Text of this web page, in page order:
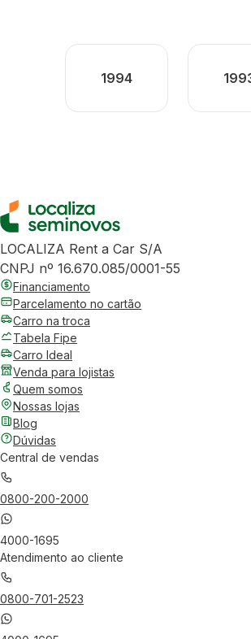
1994
LOCALIZA Rent a Car S/A
CNPJ nº 16.670.085/0001-55
Financiamento
Parcelamento no cartão
Carro na troca
Tabela Fipe
Carro Ideal
Venda para lojistas
Quem somos
Nossas lojas
Blog
Dúvidas
Central de vendas
0800-200-2000
4000-1695
Atendimento ao cliente
0800-701-2523